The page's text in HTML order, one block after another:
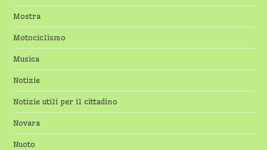
Mostra
Motociclismo
Musica
Notizie
Notizie utili per il cittadino
Novara
Nuoto